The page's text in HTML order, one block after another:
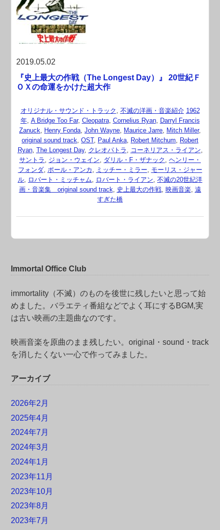
2019.05.02
『史上最大の作戦（The Longest Day）』 20世紀Ｆ
ＯＸの命運をかけた超大作
オリジナル・サウンド・トラック 不滅の洋画・音楽紹介 1962
年, A Bridge Too Far, Cleopatra, Cornelius Ryan,
Darryl Francis
Zanuck
Henry Fonda John Wayne Maurice Jarre Mitch Miller,
original sound track OST, Paul Anka Robert Mitchum
Robert
Ryan, The Longest Day, クレオパトラ コーネリアス・ライアン
サントラ
ジョン・ウェイン ダリル・F・ザナック
ヘンリー・
フォンダ, ポール・アンカ ミッチー・ミラー
モーリス・ジャー
ル
ロバート・ミッチャム ロバート・ライアン 不滅の20世紀洋
画・音楽集 original sound track
史上最大の作戦, 映画音楽, 遠
すぎた橋
Immortal Office Club
immortality（不滅）のものを後世に残したいと思って始
めました。バラエティ番組などでよく耳にするBGM,実
は古い映画の主題曲なのです。
映画音楽を原曲のまま残したい。original・sound・track
を消したくない一心で作ってみました。
アーカイブ
2026年2月
2025年4月
2024年7月
2024年3月
2024年1月
2023年11月
2023年10月
2023年8月
2023年7月